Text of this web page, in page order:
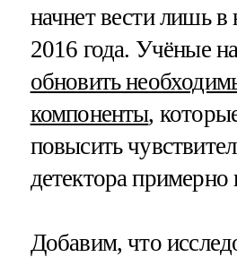
начнет вести лишь в
2016 года. Учёные
обновить
компоненты,
повысить
детектора примерно
Добавим, что